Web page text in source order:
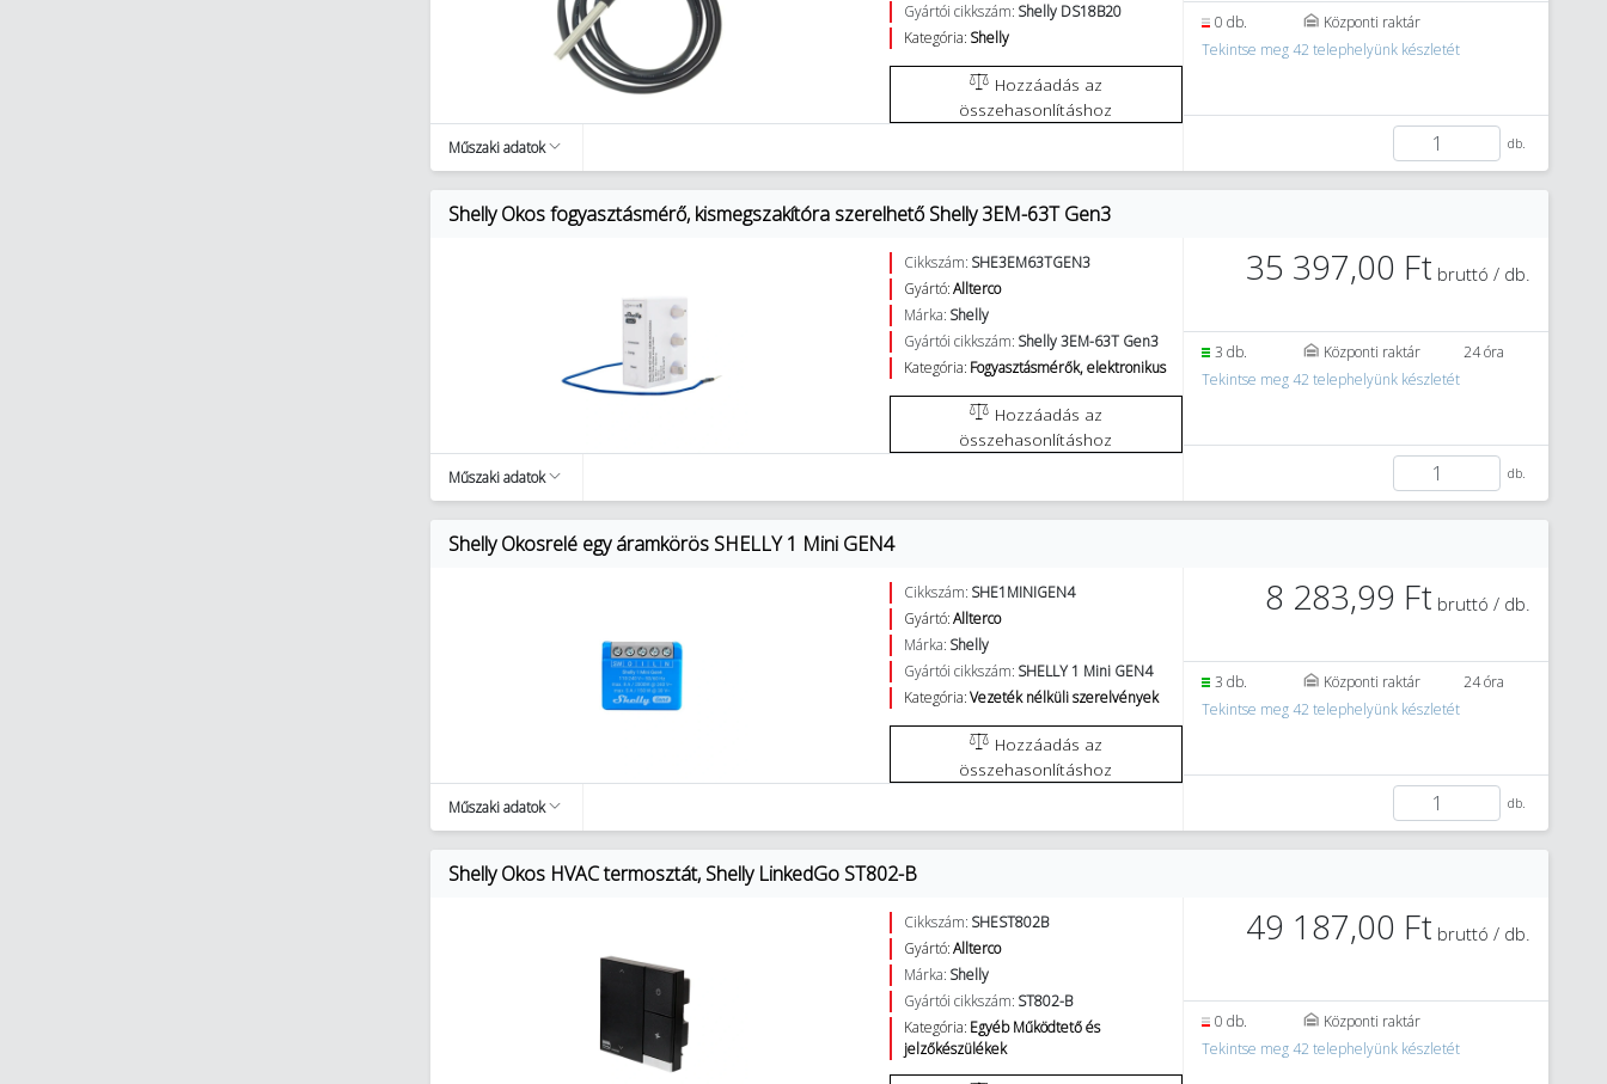
Gyártói cikkszám: Shelly DS18B20
Kategória: Shelly
összehasonlításhoz
Műszaki adatok
0 db.
Központi raktár
Tekintse meg 42 telephelyünk készletét
db.
Shelly Okos fogyasztásmérő, kismegszakítóra szerelhető Shelly 3EM-63T Gen3
Cikkszám: SHE3EM63TGEN3
Gyártó:Allterco
Márka: Shelly
Gyártói cikkszám: Shelly 3EM-63T Gen3
Kategória: Fogyasztásmérők, elektronikus
összehasonlításhoz
Műszaki adatok
35 397,00 Ft bruttó / db.
3 db. Központi raktár
24 óra
Tekintse meg 42 telephelyünk készletét
db.
Shelly Okosrelé egy áramkörös SHELLY 1 Mini GEN4
Cikkszám: SHE1MINIGEN4
Gyártó:Allterco
Márka: Shelly
Gyártói cikkszám: SHELLY 1 Mini GEN4
Kategória:Vezeték nélküli szerelvények
összehasonlításhoz
Műszaki adatok
8 283,99 Ft bruttó / db.
3 db. Központi raktár
24 óra
Tekintse meg 42 telephelyünk készletét
db.
Shelly Okos HVAC termosztát, Shelly LinkedGo ST802-B
Cikkszám: SHEST802B
Gyártó:Allterco
Márka: Shelly
Gyártói cikkszám: ST802-B
Kategória: Egyéb Működtető és
jelzőkészülékek
49 187,00 Ft bruttó / db.
0 db.
Központi raktár
Tekintse meg 42 telephelyünk készletét